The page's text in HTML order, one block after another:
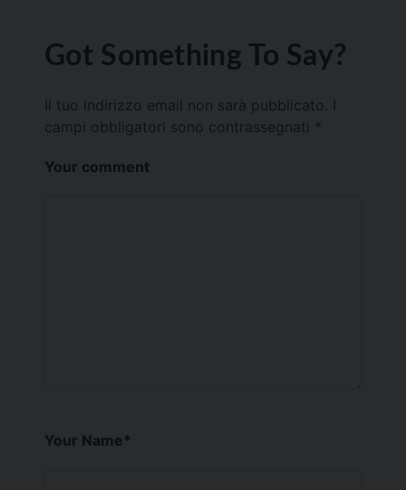
Got Something To Say?
Il tuo indirizzo email non sarà pubblicato.
campi obbligatori sono contrassegnati *
Your comment
Your Name*